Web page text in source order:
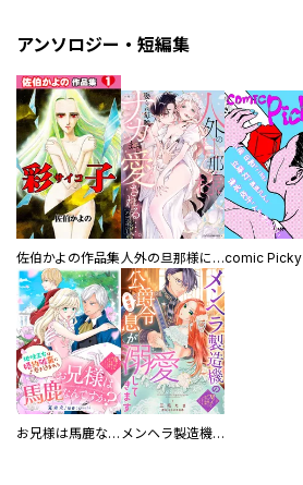
アンソロジー・短編集
佐伯かよの作品集 人外の旦那様に娶られ毎晩ナカまで愛される…。アンソロジーcomic Picky
お兄様は馬鹿なんですか？～地味王女は婚約破棄に巻き込まれる～ メンヘラ製造機の公爵令息（過保護）が溺愛してきます